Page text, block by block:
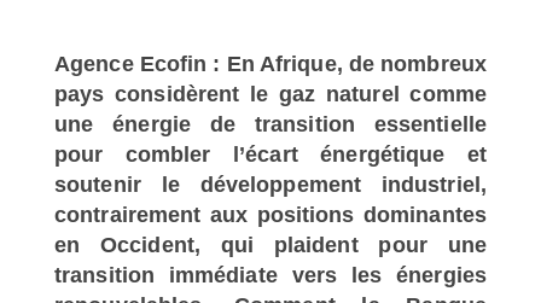
Agence Ecofin : En Afrique, de nombreux
pays considèrent le gaz naturel comme
une énergie de transition essentielle
pour combler l’écart énergétique et
soutenir le développement industriel,
contrairement aux positions dominantes
en Occident, qui plaident pour une
transition immédiate vers les énergies